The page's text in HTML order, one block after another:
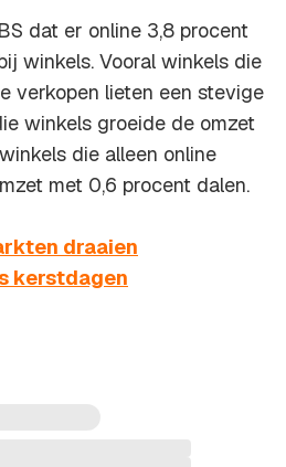
dat er online 3,8 procent
winkels. Vooral winkels die
verkopen lieten een stevige
winkels groeide de omzet
die alleen online
met 0,6 procent dalen.
draaien
kerstdagen